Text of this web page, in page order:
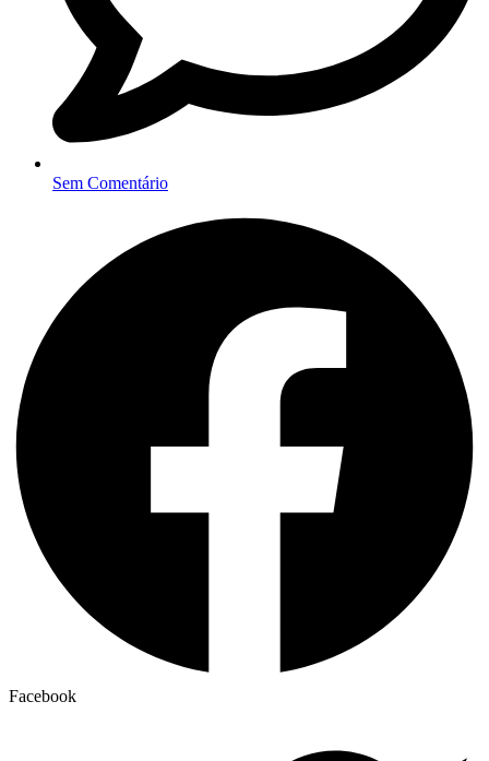
Sem Comentário
Facebook